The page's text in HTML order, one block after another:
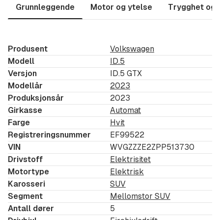
21" ALU NARVIK BLACK
MATRIX LED HOVEDLYS
RYGGEKAMERA
FØRERASSISTENTPAKKE M/PARKASS
KEYLESS NØKKELFRI ADGANG OG START/STOP
OPPVARMET RATT
VARMEPUMPE
Denne Volkswagen ID.5 GTX 4M 77kWh leveres med
følgende utstyrsspesifikasjoner og alt er listet opp
under:
21" ALUFELG NARVIK
3D LED-BAKLYKTER MED DYNAMISK BLINKLYS
ADAPTIV CRUISEKONTROLL
AMBIENTEBELYSNING, FLERFARGET
Grunnleggende Motor og ytelse Trygghet og
Produsent
Volkswagen
Modell
ID.5
Versjon
ID.5 GTX
Modellår
2023
Produksjonsår
2023
Girkasse
Automat
Farge
Hvit
Registreringsnummer
EF99522
VIN
WVGZZZE2ZPP513730
Drivstoff
Elektrisitet
Motortype
Elektrisk
Karosseri
SUV
Segment
Mellomstor SUV
Antall dører
5